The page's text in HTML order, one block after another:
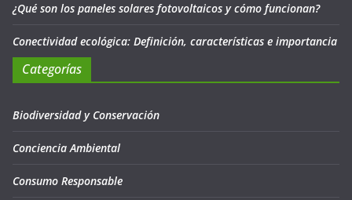
¿Qué son los paneles solares fotovoltaicos y cómo funcionan?
Conectividad ecológica: Definición, características e importancia
Categorías
Biodiversidad y Conservación
Conciencia Ambiental
Consumo Responsable